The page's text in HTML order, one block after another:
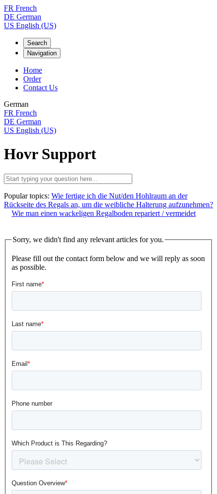
FR French
DE German
US English (US)
Search
Navigation
Home
Order
Contact Us
German
FR French
DE German
US English (US)
Hovr Support
Popular topics: Wie fertige ich die Nut/den Hohlraum an der
Rückseite des Regals an, um die weibliche Halterung aufzunehmen?
Wie man einen wackeligen Regalboden repariert / vermeidet
Sorry, we didn't find any relevant articles for you.
Please fill out the contact form below and we will reply as soon
as possible.